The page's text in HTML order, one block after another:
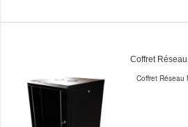
Coffret
Coffret Réseau